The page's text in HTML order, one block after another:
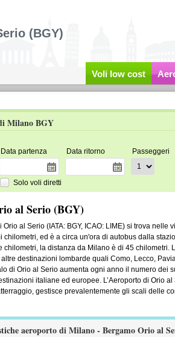
(BGY)
Voli low cost
Milano BGY
Data partenza Data ritorno Passeggeri
Solo voli diretti
al Serio (BGY)
al Serio (IATA: BGY, ICAO: LIME) si trova nelle
chilometri, ed è a circa un'ora di autobus dalla
chilometri, la distanza da Milano è di 45 chilometri.
destinazioni lombarde quali Como, Lecco,
di Orio al Serio aumenta ogni anno il numero dei
italiane ed europee. L’Aeroporto di Orio
gestisce prevalentemente gli scali delle
aeroporto di Milano - Bergamo Orio al